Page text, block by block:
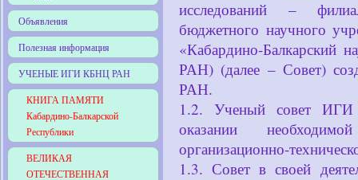
Объявления
Полезная информация
УЧЕНЫЕ ИГИ КБНЦ РАН
КНИГА ПАМЯТИ
Кабардино-Балкарской
Республики
ВЕЛИКАЯ
ОТЕЧЕСТВЕННАЯ
исследований –
бюджетного научного
«Кабардино-
РАН) (далее – Совет)
РАН.
1.2. Ученый совет
оказании
организационно-
1.3. Совет в своей